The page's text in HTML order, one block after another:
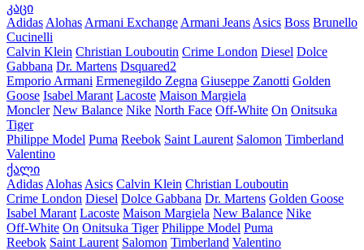
კაცი
Adidas Alohas Armani Exchange Armani Jeans Asics Boss Brunello
Cucinelli
Calvin Klein Christian Louboutin Crime London Diesel Dolce
Gabbana Dr. Martens Dsquared2
Emporio Armani Ermenegildo Zegna Giuseppe Zanotti Golden
Goose Isabel Marant Lacoste Maison Margiela
Moncler New Balance Nike North Face Off-White On Onitsuka
Tiger
Philippe Model Puma Reebok Saint Laurent Salomon Timberland
Valentino
ქალი
Adidas Alohas Asics Calvin Klein Christian Louboutin
Crime London Diesel Dolce Gabbana Dr. Martens Golden Goose
Isabel Marant Lacoste Maison Margiela New Balance Nike
Off-White On Onitsuka Tiger Philippe Model Puma
Reebok Saint Laurent Salomon Timberland Valentino